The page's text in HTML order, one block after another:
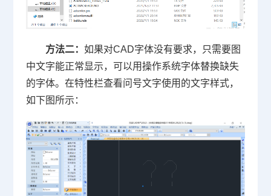
方法二： 如果对CAD字体没有要求，只需要图
中文字能正常显示，可以用操作系统字体替换缺失
的字体。在特性栏查看问号文字使用的文字样式，
如下图所示：